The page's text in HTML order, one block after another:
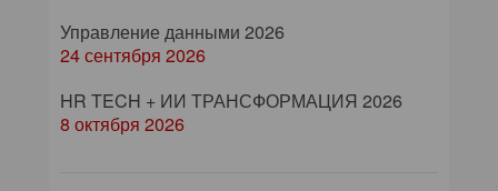
Управление данными 2026
24 сентября 2026
HR TECH + ИИ ТРАНСФОРМАЦИЯ 2026
8 октября 2026